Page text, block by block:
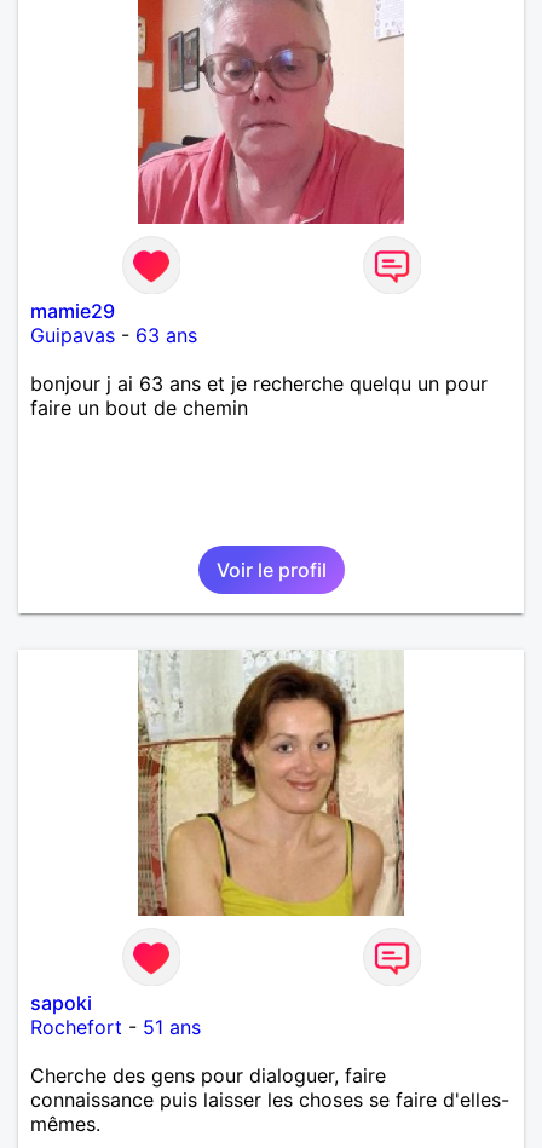
mamie29
Guipavas - 63 ans
bonjour j ai 63 ans et je recherche quelqu un pour
faire un bout de chemin
Voir le profil
sapoki
Rochefort - 51 ans
Cherche des gens pour dialoguer, faire
connaissance puis laisser les choses se faire d'elles-
mêmes.